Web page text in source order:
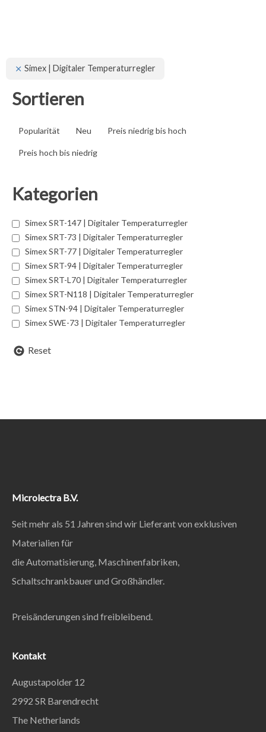
Simex | Digitaler Temperaturregler
Sortieren
Popularität Neu Preis niedrig bis hoch
Preis hoch bis niedrig
Kategorien
Simex SRT-147 | Digitaler Temperaturregler
Simex SRT-73 | Digitaler Temperaturregler
Simex SRT-77 | Digitaler Temperaturregler
Simex SRT-94 | Digitaler Temperaturregler
Simex SRT-L70 | Digitaler Temperaturregler
Simex SRT-N118 | Digitaler Temperaturregler
Simex STN-94 | Digitaler Temperaturregler
Simex SWE-73 | Digitaler Temperaturregler
Reset
Microlectra B.V.
Seit mehr als 51 Jahren sind wir Lieferant von exklusiven
Materialien für
die Automatisierung, Maschinenfabriken,
Schaltschrankbauer und Großhändler.
Preisänderungen sind freibleibend.
Kontakt
Augustapolder 12
2992 SR Barendrecht
The Netherlands